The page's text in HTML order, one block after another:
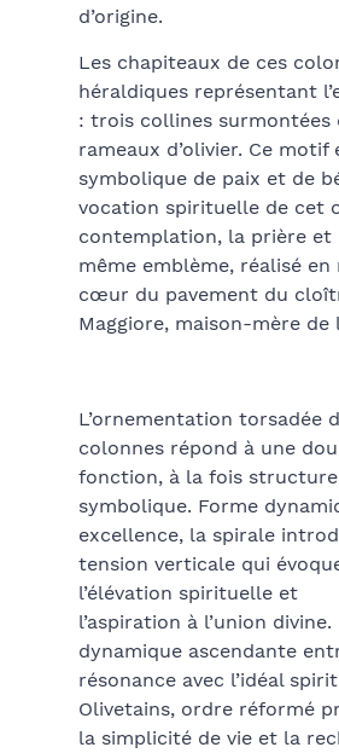
d’origine.
Les chapiteaux de ces
héraldiques représentant
: trois collines surmontées
rameaux d’olivier. Ce
symbolique de paix et de
vocation spirituelle de cet
contemplation, la prière et
même emblème, réalisé
cœur du pavement du
Maggiore, maison-mère de
L’ornementation torsadée
colonnes répond à une
fonction, à la fois
symbolique. Forme
excellence, la spirale
tension verticale qui
l’élévation spirituelle et
l’aspiration à l’union
dynamique ascendante
résonance avec l’idéal
Olivetains, ordre réformé
la simplicité de vie et la